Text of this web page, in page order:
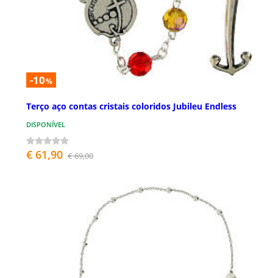
-10%
Terço aço contas cristais coloridos Jubileu Endless
DISPONÍVEL
€ 61,90 € 69,00